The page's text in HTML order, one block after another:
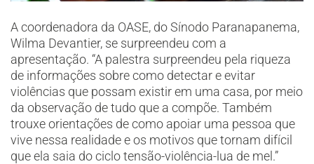
A coordenadora da OASE, do Sínodo Paranapanema,
Wilma Devantier, se surpreendeu com a
apresentação. “A palestra surpreendeu pela riqueza
de informações sobre como detectar e evitar
violências que possam existir em uma casa, por meio
da observação de tudo que a compõe. Também
trouxe orientações de como apoiar uma pessoa que
vive nessa realidade e os motivos que tornam difícil
que ela saia do ciclo tensão-violência-lua de mel.”